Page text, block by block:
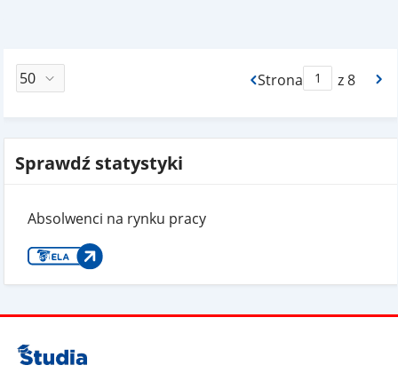
Strona
Max Stronaz 8
Sprawdź statystyki
Absolwenci na rynku pracy